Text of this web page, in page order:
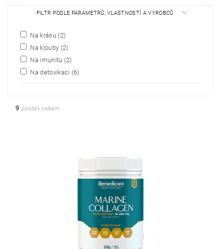
FILTR PODLE PARAMETRŮ, VLASTNOSTÍ A VÝROBCŮ
Na krásu (2)
Na klouby (2)
Na imunitu (2)
Na detoxikaci (6)
9 položek celkem